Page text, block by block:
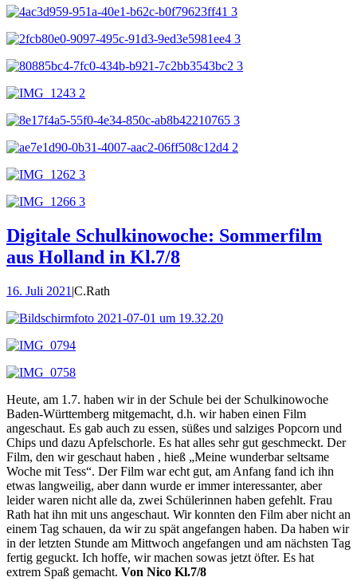
Digitale Schulkinowoche: Sommerfilm
aus Holland in Kl.7/8
16. Juli 2021 |C.Rath
Heute, am 1.7. haben wir in der Schule bei der Schulkinowoche
Baden-Württemberg mitgemacht, d.h. wir haben einen Film
angeschaut. Es gab auch zu essen, süßes und salziges Popcorn und
Chips und dazu Apfelschorle. Es hat alles sehr gut geschmeckt. Der
Film, den wir geschaut haben , hieß „Meine wunderbar seltsame
Woche mit Tess“. Der Film war echt gut, am Anfang fand ich ihn
etwas langweilig, aber dann wurde er immer interessanter, aber
leider waren nicht alle da, zwei Schülerinnen haben gefehlt. Frau
Rath hat ihn mit uns angeschaut. Wir konnten den Film aber nicht an
einem Tag schauen, da wir zu spät angefangen haben. Da haben wir
in der letzten Stunde am Mittwoch angefangen und am nächsten Tag
fertig geguckt. Ich hoffe, wir machen sowas jetzt öfter. Es hat
extrem Spaß gemacht. Von Nico Kl.7/8